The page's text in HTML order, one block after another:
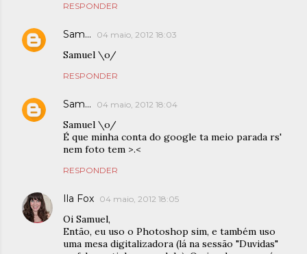
RESPONDER
Sam... 04 maio, 2012 18:03
Samuel \o/
RESPONDER
Sam... 04 maio, 2012 18:04
Samuel \o/
É que minha conta do google ta meio parada rs'
nem foto tem >.<
RESPONDER
Ila Fox 04 maio, 2012 18:05
Oi Samuel,
Então, eu uso o Photoshop sim, e também uso
uma mesa digitalizadora (lá na sessão "Duvidas"